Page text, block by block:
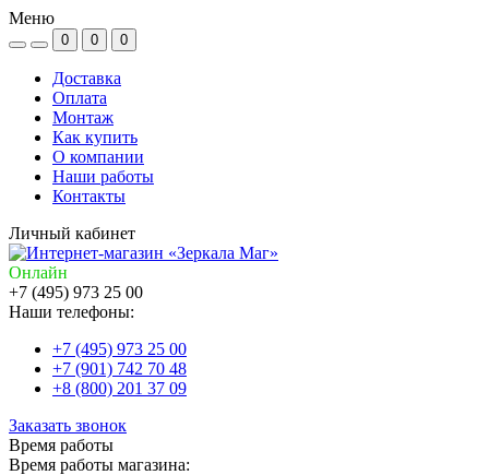
Меню
0 0 0
Доставка
Оплата
Монтаж
Как купить
О компании
Наши работы
Контакты
Личный кабинет
Онлайн
+7 (495) 973 25 00
Наши телефоны:
+7 (495) 973 25 00
+7 (901) 742 70 48
+8 (800) 201 37 09
Заказать звонок
Время работы
Время работы магазина: